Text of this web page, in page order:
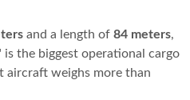
and a length of 84 meters,
the biggest operational cargo
aircraft weighs more than